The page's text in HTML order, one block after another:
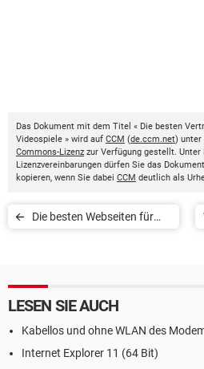
Das Dokument mit dem Titel « Die besten
Videospiele » wird auf CCM (de.ccm.net) unter
Commons-Lizenz zur Verfügung gestellt.
Lizenzvereinbarungen dürfen Sie das
kopieren, wenn Sie dabei CCM deutlich als
Die besten Webseiten für
LESEN SIE AUCH
Kabellos und ohne WLAN des
Internet Explorer 11 (64 Bit)